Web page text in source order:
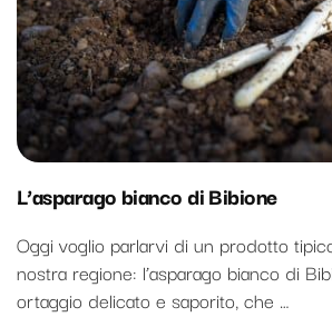
L’asparago bianco di Bibione
Oggi voglio parlarvi di un prodotto
nostra regione: l’asparago bianco di
ortaggio delicato e saporito, che …